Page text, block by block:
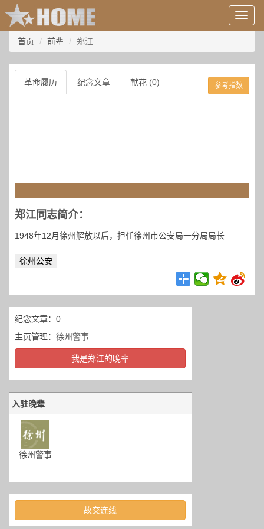
用
户
息/
登
录
等
首页 前辈 郑江
革命履历 纪念文章 献花 (0) 参考指数
郑江同志简介：
1948年12月徐州解放以后，担任徐州市公安局一分局局长
徐州公安
纪念文章：0
主页管理： 徐州警事
我是郑江的晚辈
入驻晚辈
徐州警事
故交连线